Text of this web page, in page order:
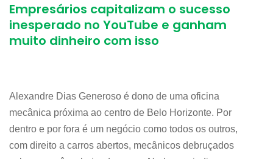
Empresários capitalizam o sucesso
inesperado no YouTube e ganham
muito dinheiro com isso
Alexandre Dias Generoso é dono de uma oficina
mecânica próxima ao centro de Belo Horizonte. Por
dentro e por fora é um negócio como todos os outros,
com direito a carros abertos, mecânicos debruçados